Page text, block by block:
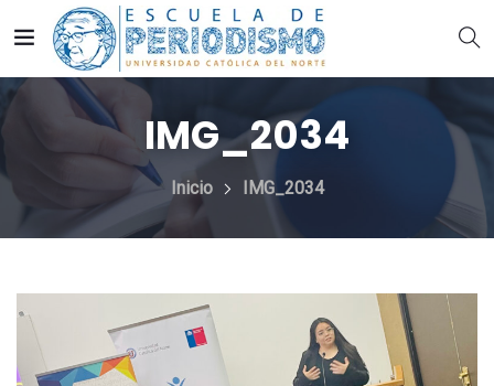
IMG_2034
Inicio IMG_2034